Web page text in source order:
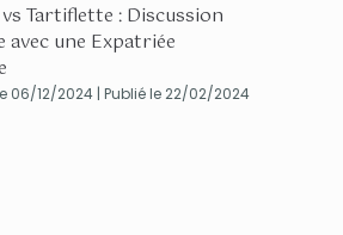
Tartiflette : Discussion
avec une Expatriée
06/12/2024 | Publié le 22/02/2024